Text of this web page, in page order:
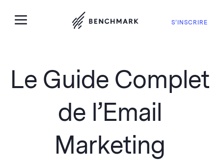
S’INSCRIRE
Le Guide Complet
de l’Email
Marketing